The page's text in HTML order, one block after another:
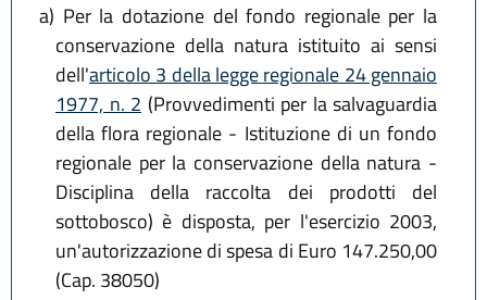
a) Per la dotazione del fondo regionale per la
conservazione della natura istituito ai sensi
dell'articolo 3 della legge regionale 24 gennaio
1977, n. 2 (Provvedimenti per la salvaguardia
della flora regionale - Istituzione di un fondo
regionale per la conservazione della natura -
Disciplina della raccolta dei prodotti del
sottobosco) è disposta, per l'esercizio 2003,
un'autorizzazione di spesa di Euro 147.250,00
(Cap. 38050)